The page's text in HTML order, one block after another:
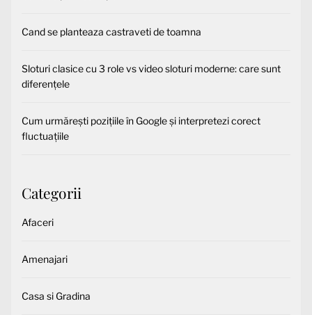
Cand se planteaza castraveti de toamna
Sloturi clasice cu 3 role vs video sloturi moderne: care sunt
diferențele
Cum urmărești pozițiile în Google și interpretezi corect
fluctuațiile
Categorii
Afaceri
Amenajari
Casa si Gradina